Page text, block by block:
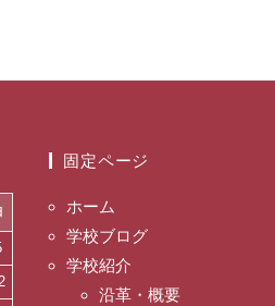
固定ページ
ホーム
学校ブログ
学校紹介
沿革・概要